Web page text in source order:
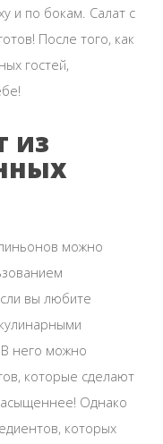
и по бокам. Салат с
После того, как
гостей,
из
можно
вы любите
В него можно
которые сделают
Однако
которых